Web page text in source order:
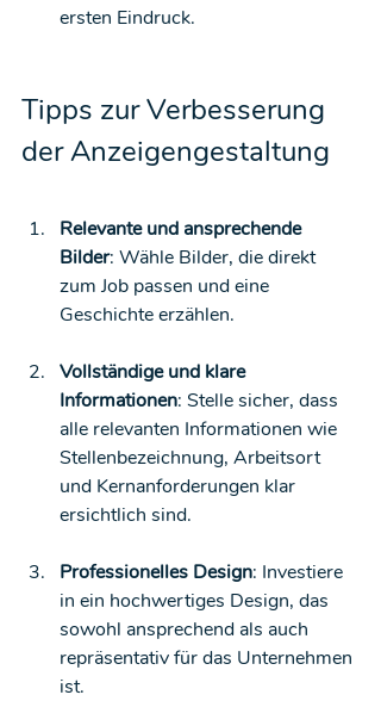
ersten Eindruck.
Tipps zur Verbesserung
der Anzeigengestaltung
Relevante und ansprechende
Bilder: Wähle Bilder, die direkt
zum Job passen und eine
Geschichte erzählen.
Vollständige und klare
Informationen: Stelle sicher, dass
alle relevanten Informationen wie
Stellenbezeichnung, Arbeitsort
und Kernanforderungen klar
ersichtlich sind.
Professionelles Design: Investiere
in ein hochwertiges Design, das
sowohl ansprechend als auch
repräsentativ für das Unternehmen
ist.